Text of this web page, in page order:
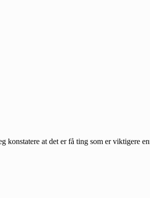
konstatere at det er få ting som er viktigere